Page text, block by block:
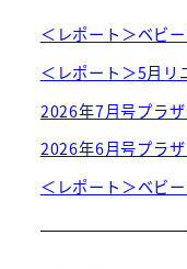
＜レポート＞ベビ
＜レポート＞5月リ
2026年7月号プラザ
2026年6月号プラザ
＜レポート＞ベビ